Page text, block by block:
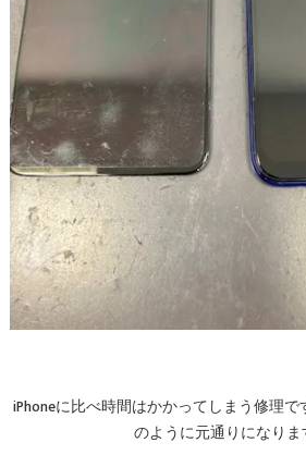
iPhoneに比べ時間はかかってしまう修理
のように元通りになりま